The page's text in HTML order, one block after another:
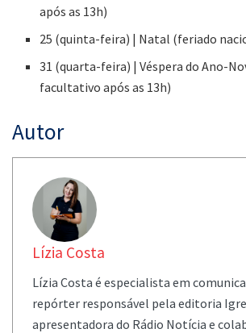
após as 13h)
25 (quinta-feira) | Natal (feriado
31 (quarta-feira) | Véspera do Ano-
facultativo após as 13h)
Autor
Lízia Costa
Lízia Costa é especialista em
repórter responsável pela editoria
apresentadora do Rádio Notícia e